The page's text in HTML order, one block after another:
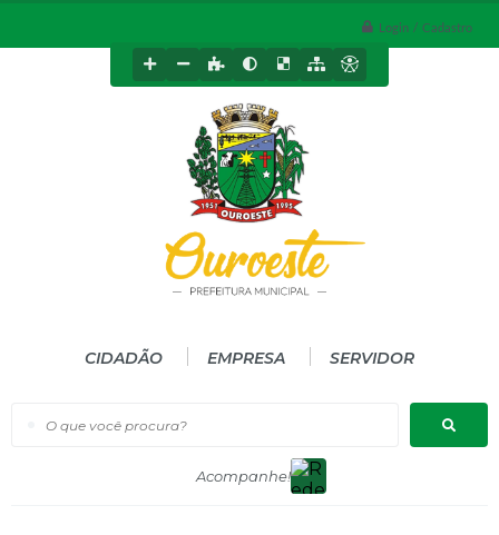
Login / Cadastro
O que você procura?
CIDADÃO EMPRESA SERVIDOR